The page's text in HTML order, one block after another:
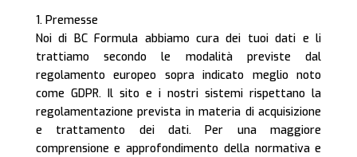
1. Premesse
Noi di BC Formula abbiamo cura dei tuoi dati e li
trattiamo secondo le modalità previste dal
regolamento europeo sopra indicato meglio noto
come GDPR. Il sito e i nostri sistemi rispettano la
regolamentazione prevista in materia di acquisizione
e trattamento dei dati. Per una maggiore
comprensione e approfondimento della normativa e